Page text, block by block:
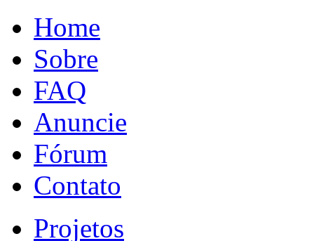
Home
Sobre
FAQ
Anuncie
Fórum
Contato
Projetos